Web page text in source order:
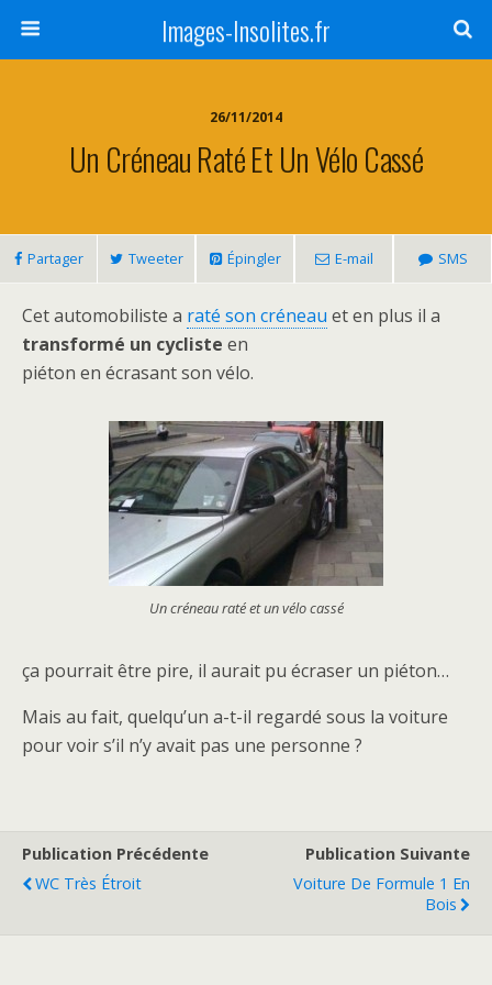
Images-Insolites.fr
26/11/2014
Un Créneau Raté Et Un Vélo Cassé
Partager Tweeter Épingler E-mail SMS
Cet automobiliste a raté son créneau et en plus il a
transformé un cycliste en
piéton en écrasant son vélo.
Un créneau raté et un vélo cassé
ça pourrait être pire, il aurait pu écraser un piéton…
Mais au fait, quelqu’un a-t-il regardé sous la voiture
pour voir s’il n’y avait pas une personne ?
Publication Précédente
WC Très Étroit
Publication Suivante
Voiture De Formule 1 En
Bois